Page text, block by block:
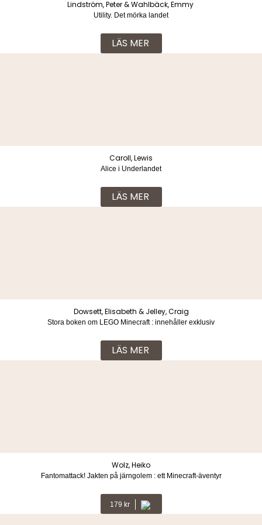
Lindström, Peter & Wahlbäck, Emmy
Utility. Det mörka landet
LÄS MER
Caroll, Lewis
Alice i Underlandet
LÄS MER
Dowsett, Elisabeth & Jelley, Craig
Stora boken om LEGO Minecraft : innehåller exklusiv
LÄS MER
Wolz, Heiko
Fantomattack! Jakten på järngolem : ett Minecraft-äventyr
179 Kr